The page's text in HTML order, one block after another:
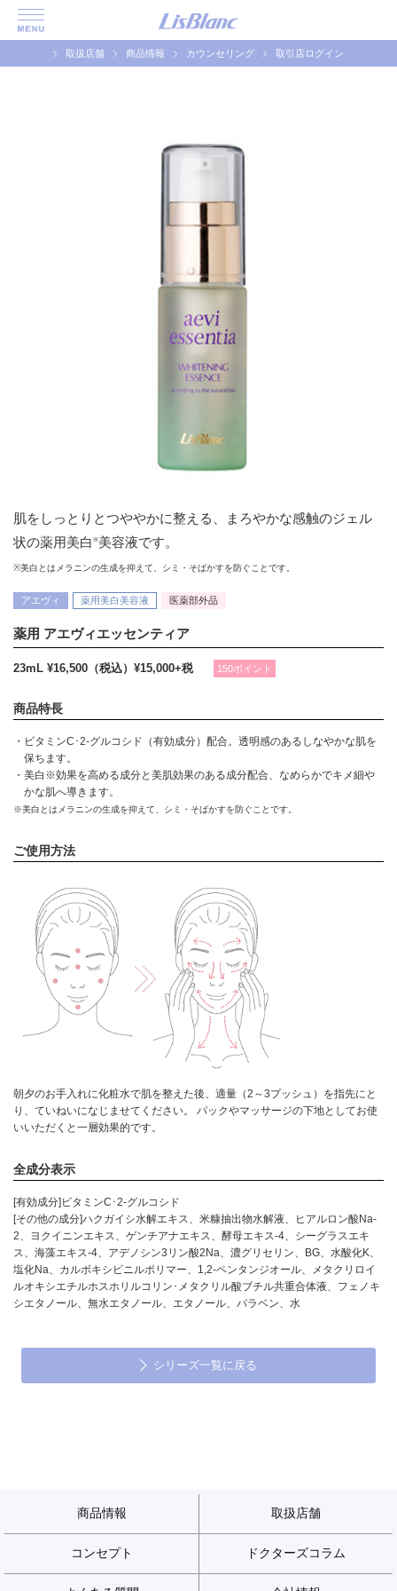
取扱店舗 商品情報 カウンセリング 取引店ログイン
肌をしっとりとつややかに整える、まろやかな感触のジェル
状の薬用美白 ※美容液です。
※美白とはメラニンの生成を抑えて、シミ・そばかすを防ぐことです。
アエヴィ 薬用美白美容液 医薬部外品
薬用 アエヴィエッセンティア
23mL ¥16,500（税込） ¥15,000+税 150ポイント
商品特長
・ビタミンC･2-グルコシド（有効成分）配合。透明感のあるしなやかな肌を
保ちます。
・美白※効果を高める成分と美肌効果のある成分配合、なめらかでキメ細や
かな肌へ導きます。
※美白とはメラニンの生成を抑えて、シミ・そばかすを防ぐことです。
ご使用方法
朝夕のお手入れに化粧水で肌を整えた後、適量（2～3プッシュ）を指先にと
り、ていねいになじませてください。 パックやマッサージの下地としてお使
いいただくと一層効果的です。
全成分表示
[有効成分]ビタミンC･2-グルコシド
[その他の成分]ハクガイシ水解エキス、米糠抽出物水解液、ヒアルロン酸Na-
2、ヨクイニンエキス、ゲンチアナエキス、酵母エキス-4、シーグラスエキ
ス、海藻エキス-4、アデノシン3リン酸2Na、濃グリセリン、BG、水酸化K、
塩化Na、カルボキシビニルポリマー、1,2-ペンタンジオール、メタクリロイ
ルオキシエチルホスホリルコリン･メタクリル酸ブチル共重合体液、フェノキ
シエタノール、無水エタノール、エタノール、パラベン、水
シリーズ一覧に戻る
商品情報 取扱店舗
コンセプト ドクターズコラム